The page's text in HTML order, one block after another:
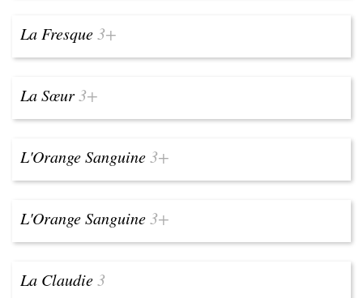
La Fresque3+
La Sœur3+
L'Orange Sanguine3+
L'Orange Sanguine3+
La Claudie3